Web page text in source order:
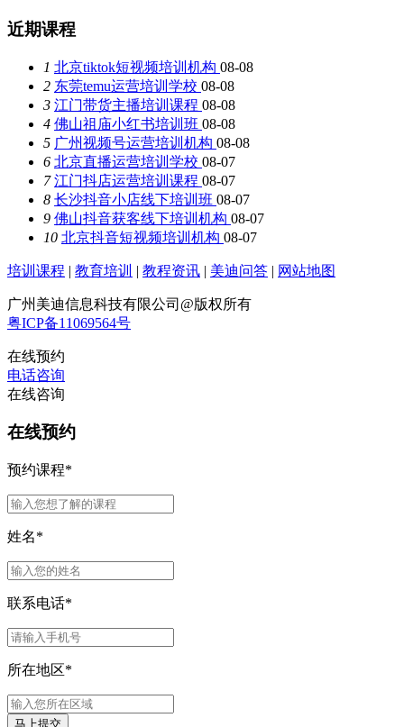
近期课程
1 北京tiktok短视频培训机构 08-08
2 东莞temu运营培训学校 08-08
3 江门带货主播培训课程 08-08
4 佛山祖庙小红书培训班 08-08
5 广州视频号运营培训机构 08-08
6 北京直播运营培训学校 08-07
7 江门抖店运营培训课程 08-07
8 长沙抖音小店线下培训班 08-07
9 佛山抖音获客线下培训机构 08-07
10 北京抖音短视频培训机构 08-07
培训课程 | 教育培训 | 教程资讯 | 美迪问答 | 网站地图
广州美迪信息科技有限公司@版权所有
粤ICP备11069564号
在线预约
电话咨询
在线咨询
在线预约
预约课程*
姓名*
联系电话*
所在地区*